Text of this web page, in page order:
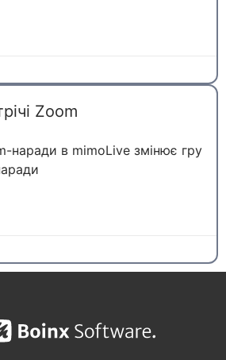
Zoom
наради в mimoLive змінює гру